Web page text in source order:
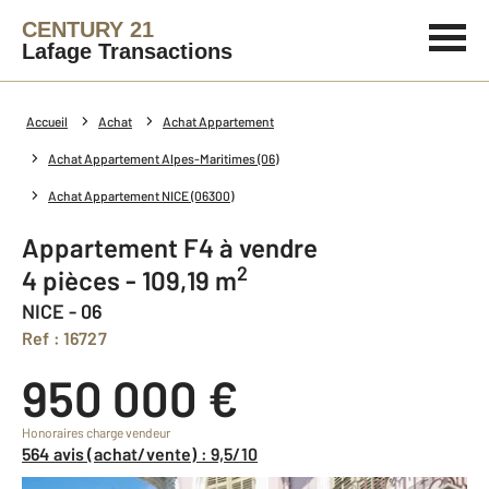
CENTURY 21
Lafage Transactions
Accueil Achat Achat Appartement
Achat Appartement Alpes-Maritimes (06)
Achat Appartement NICE (06300)
Appartement F4 à vendre
4 pièces - 109,19 m2
NICE - 06
Ref : 16727
950 000 €
Honoraires charge vendeur
564 avis (achat/vente) : 9,5/10